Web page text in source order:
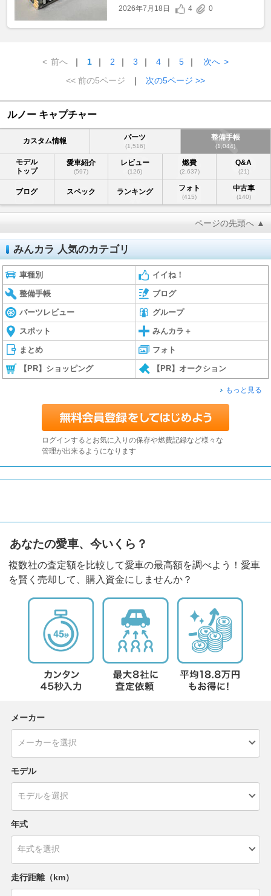
2026年7月18日 4 0
< 前へ ｜ 1 ｜ 2 ｜ 3 ｜ 4 ｜ 5 ｜ 次へ >
<< 前の5ページ
｜ 次の5ページ >>
ルノー キャプチャー
カスタム情報 パーツ
(1,516)
整備手帳
(1,044)
モデル
トップ
愛車紹介
(597)
レビュー
(126)
燃費
(2,637)
Q&A
(21)
ブログ スペック ランキング フォト
(415)
中古車
(140)
ページの先頭へ ▲
みんカラ 人気のカテゴリ
車種別 イイね！
整備手帳 ブログ
パーツレビュー グループ
スポット みんカラ＋
まとめ フォト
【PR】ショッピング 【PR】オークション
もっと見る
ログインするとお気に入りの保存や燃費記録など様々な
管理が出来るようになります
あなたの愛車、今いくら？
複数社の査定額を比較して愛車の最高額を調べよう！愛車
を賢く売却して、購入資金にしませんか？
メーカー
モデル
年式
走行距離（km）